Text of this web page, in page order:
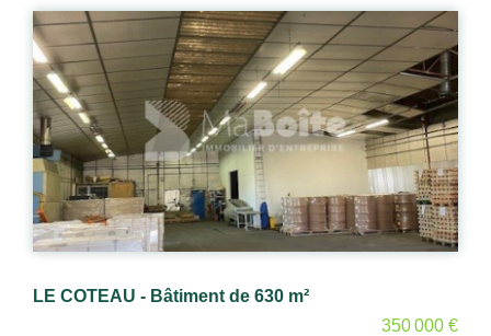
LE COTEAU - Bâtiment de 630 m²
350 000 €